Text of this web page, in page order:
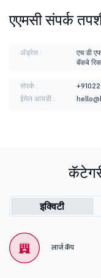
एएमसी संपर्क
ॲड्रेस :
एच डी
बॅकबे
संपर्क :
ईमेल आयडी :
इक्विटी
लार्ज कॅप